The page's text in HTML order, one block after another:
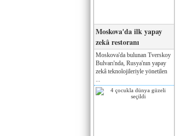
Moskova'da ilk yapay
zekâ restoranı
Moskova'da bulunan Tverskoy
Bulvarı'nda, Rusya'nın yapay
zekâ teknolojileriyle yönetilen